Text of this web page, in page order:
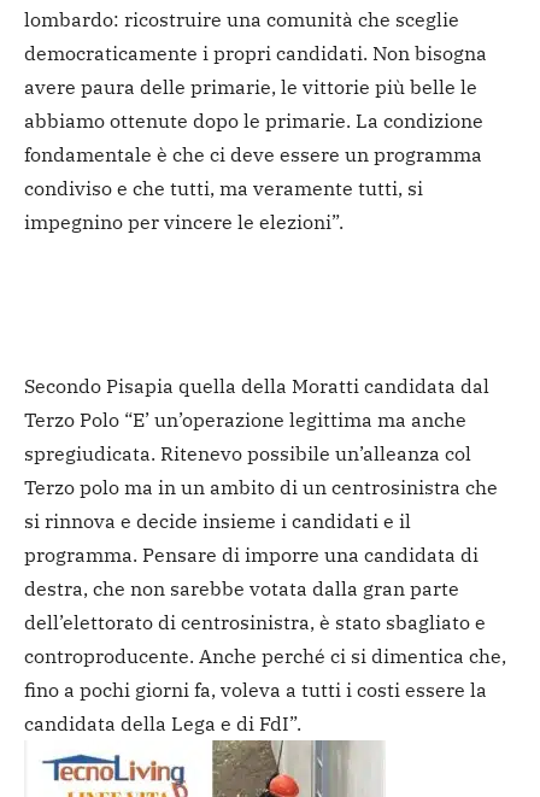
lombardo: ricostruire una comunità che sceglie
democraticamente i propri candidati. Non bisogna
avere paura delle primarie, le vittorie più belle le
abbiamo ottenute dopo le primarie. La condizione
fondamentale è che ci deve essere un programma
condiviso e che tutti, ma veramente tutti, si
impegnino per vincere le elezioni”.
Secondo Pisapia quella della Moratti candidata dal
Terzo Polo “E’ un’operazione legittima ma anche
spregiudicata. Ritenevo possibile un’alleanza col
Terzo polo ma in un ambito di un centrosinistra che
si rinnova e decide insieme i candidati e il
programma. Pensare di imporre una candidata di
destra, che non sarebbe votata dalla gran parte
dell’elettorato di centrosinistra, è stato sbagliato e
controproducente. Anche perché ci si dimentica che,
fino a pochi giorni fa, voleva a tutti i costi essere la
candidata della Lega e di FdI”.